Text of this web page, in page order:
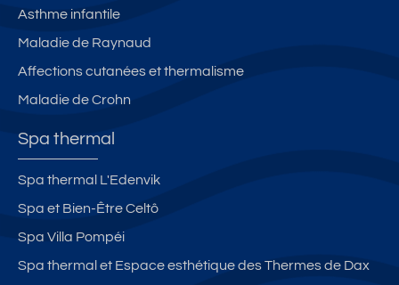
Asthme infantile
Maladie de Raynaud
Affections cutanées et thermalisme
Maladie de Crohn
Spa thermal
Spa thermal L'Edenvik
Spa et Bien-Être Celtô
Spa Villa Pompéi
Spa thermal et Espace esthétique des Thermes de Dax